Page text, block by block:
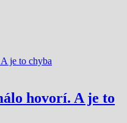
hovorí. A je to